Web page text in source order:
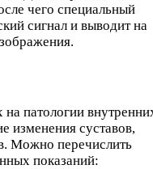
чего специальный
сигнал и выводит на
патологии
изменения суставов,
Можно перечислить
показаний: